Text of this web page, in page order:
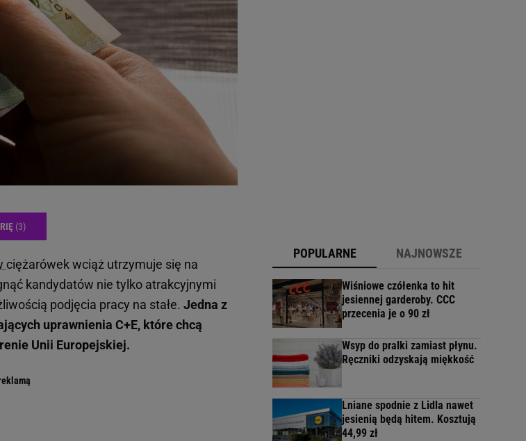
(3)
ciężarówek wciąż utrzymuje się na
kandydatów nie tylko atrakcyjnymi
podjęcia pracy na stałe. Jedna z
uprawnienia C+E, które chcą
Unii Europejskiej.
POPULARNE NAJNOWSZE
Wiśniowe czółenka to hit
jesiennej garderoby. CCC
przecenia je o 90 zł
Wsyp do pralki zamiast płynu.
Ręczniki odzyskają miękkość
Lniane spodnie z Lidla nawet
jesienią będą hitem. Kosztują
44,99 zł